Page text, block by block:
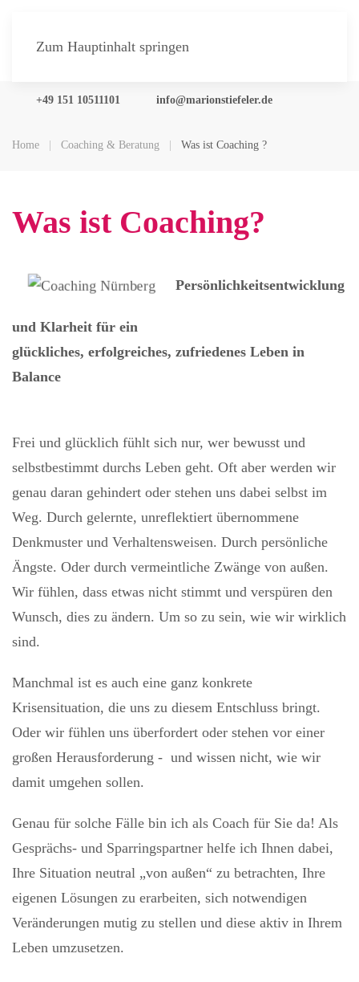
Zum Hauptinhalt springen
+49 151 10511101 info@marionstiefeler.de
Home Coaching & Beratung Was ist Coaching ?
Was ist Coaching?
Persönlichkeitsentwicklung
und Klarheit für ein
glückliches, erfolgreiches, zufriedenes Leben in
Balance
Frei und glücklich fühlt sich nur, wer bewusst und
selbstbestimmt durchs Leben geht. Oft aber werden wir
genau daran gehindert oder stehen uns dabei selbst im
Weg. Durch gelernte, unreflektiert übernommene
Denkmuster und Verhaltensweisen. Durch persönliche
Ängste. Oder durch vermeintliche Zwänge von außen.
Wir fühlen, dass etwas nicht stimmt und verspüren den
Wunsch, dies zu ändern. Um so zu sein, wie wir wirklich
sind.
Manchmal ist es auch eine ganz konkrete
Krisensituation, die uns zu diesem Entschluss bringt.
Oder wir fühlen uns überfordert oder stehen vor einer
großen Herausforderung - und wissen nicht, wie wir
damit umgehen sollen.
Genau für solche Fälle bin ich als Coach für Sie da! Als
Gesprächs- und Sparringspartner helfe ich Ihnen dabei,
Ihre Situation neutral „von außen“ zu betrachten, Ihre
eigenen Lösungen zu erarbeiten, sich notwendigen
Veränderungen mutig zu stellen und diese aktiv in Ihrem
Leben umzusetzen.